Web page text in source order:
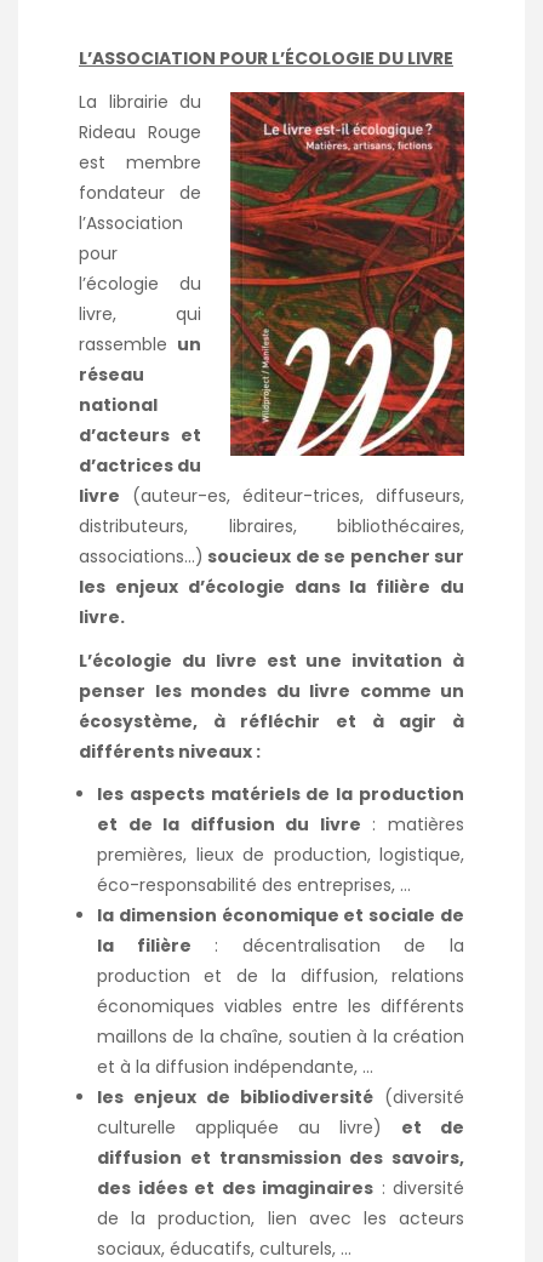
L’ASSOCIATION POUR L’ÉCOLOGIE DU LIVRE
La librairie du
Rideau Rouge
est membre
fondateur de
l’Association
pour
l’écologie du
livre, qui
rassemble un
réseau
national
d’acteurs et
d’actrices du
livre (auteur-es, éditeur-trices, diffuseurs,
distributeurs, libraires, bibliothécaires,
associations…) soucieux de se pencher sur
les enjeux d’écologie dans la filière du
livre.
L’écologie du livre est une invitation à
penser les mondes du livre comme un
écosystème, à réfléchir et à agir à
différents niveaux :
les aspects matériels de la production
et de la diffusion du livre : matières
premières, lieux de production, logistique,
éco-responsabilité des entreprises, …
la dimension économique et sociale de
la filière : décentralisation de la
production et de la diffusion, relations
économiques viables entre les différents
maillons de la chaîne, soutien à la création
et à la diffusion indépendante, …
les enjeux de bibliodiversité (diversité
culturelle appliquée au livre) et de
diffusion et transmission des savoirs,
des idées et des imaginaires : diversité
de la production, lien avec les acteurs
sociaux, éducatifs, culturels, …